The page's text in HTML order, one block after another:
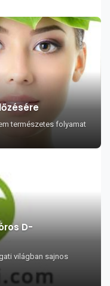
természetes folyamat
D-
világban sajnos